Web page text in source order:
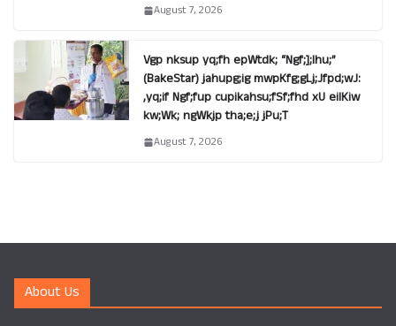
August 7, 2026
Vgp nksup yq;fh epWtdk; “Ngf;];lhu;”
(BakeStar) jahupg;ig mwpKfg;gLj;Jfpd;wJ:
,yq;if Ngf;fup cupikahsu;fSf;fhd xU eilKiw
kw;Wk; ngWkjp tha;e;j jPu;T
August 7, 2026
About Us